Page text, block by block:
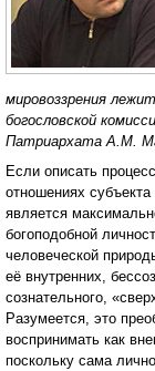
мировоззрения
богословской
Патриархата А.М.
Если описать
отношениях
является
богоподобной
человеческой
её внутренних,
сознательного,
Разумеется, это
воспринимать как
поскольку сама